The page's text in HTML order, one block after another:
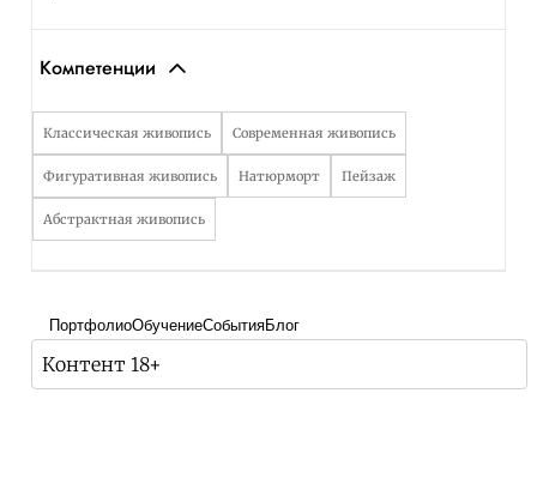
Компетенции
Классическая живопись Современная живопись
Фигуративная живопись Натюрморт Пейзаж
Абстрактная живопись
ПортфолиоОбучениеСобытияБлог
Контент 18+